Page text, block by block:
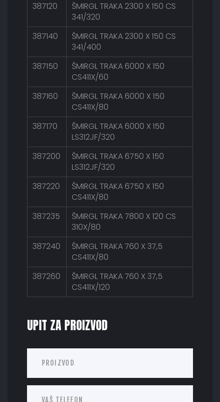
387120
ŠMIRGL TRAKA 2300 X 150 CS
341/320
387140
ŠMIRGL TRAKA 2300 X 150 CS
341/400
387150
ŠMIRGL TRAKA 6000 X 150
CS411X/60
387160
ŠMIRGL TRAKA 6000 X 150
CS411X/80
387170
ŠMIRGL TRAKA 6000 X 150
LS312JF/320
387200
ŠMIRGL TRAKA 6750 X 150
LS312JF/320
387220
ŠMIRGL TRAKA 6750 X 150
CS411X/80
387235
ŠMIRGL TRAKA 7800 X 120 CS
310X/80
387240
ŠMIRGL TRAKA 760 X 37,5
CS411X/80
387260
ŠMIRGL TRAKA 760 X 37,5
CS411X/120
UPIT ZA PROIZVOD